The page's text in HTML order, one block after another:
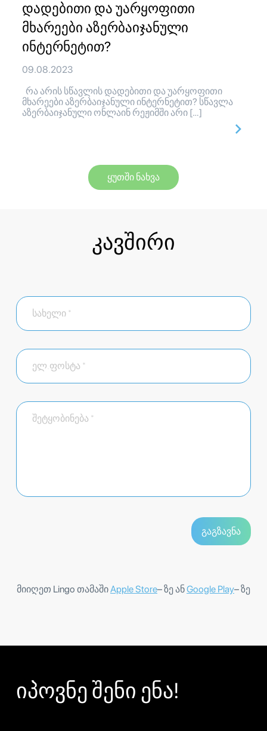
დადებითი და უარყოფითი
მხარეები აზერბაიჯანული
ინტერნეტით?
09.08.2023
რა არის სწავლის დადებითი და უარყოფითი
მხარეები აზერბაიჯანული ინტერნეტით? სწავლა
აზერბაიჯანული ონლაინ რეჟიმში არი […]
ყუთში ნახვა
კავშირი
მიიღეთ Lingo თამაშიApple Store– ზე ანGoogle Play– ზე
იპოვნე შენი ენა!